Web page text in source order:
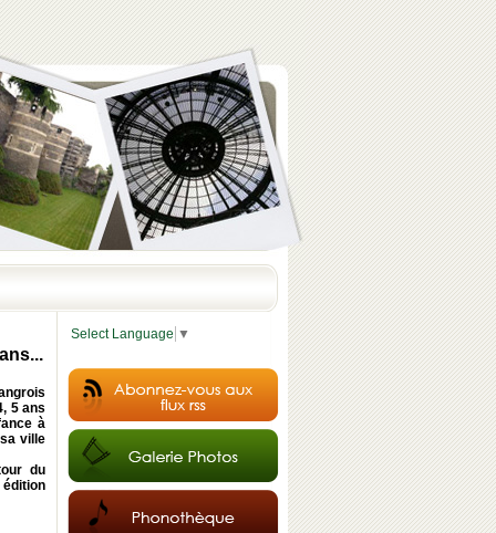
5 ans
à
ville
du
Select Language ▼